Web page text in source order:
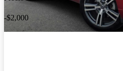
-$2,000